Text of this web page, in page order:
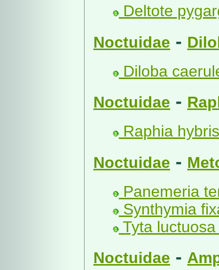
Deltote
Noctuidae -
Diloba
Noctuidae -
Raphia
Noctuidae -
Panemeria
Synthymia
Tyta
Noctuidae -